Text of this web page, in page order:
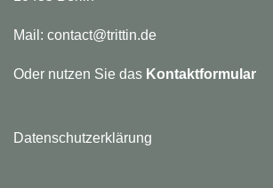
Mail: contact@trittin.de
Oder nutzen Sie das Kontaktformular
Datenschutzerklärung